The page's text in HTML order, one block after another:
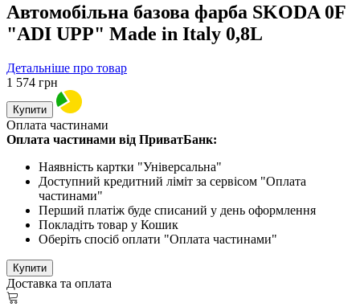
Автомобільна базова фарба SKODA 0F
"ADI UPP" Made in Italy 0,8L
Детальніше про товар
1 574 грн
Купити
Оплата частинами
Оплата частинами від ПриватБанк:
Наявність картки "Універсальна"
Доступний кредитний ліміт за сервісом "Оплата
частинами"
Перший платіж буде списаний у день оформлення
Покладіть товар у Кошик
Оберіть спосіб оплати "Оплата частинами"
Купити
Доставка та оплата